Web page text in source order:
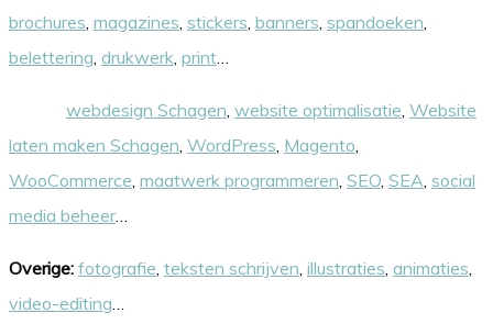
brochures, magazines, stickers, banners, spandoeken,
belettering, drukwerk, print…
webdesign Schagen, website optimalisatie, Website
laten maken Schagen, WordPress, Magento,
WooCommerce, maatwerk programmeren, SEO, SEA, social
media beheer…
Overige: fotografie, teksten schrijven, illustraties, animaties,
video-editing…